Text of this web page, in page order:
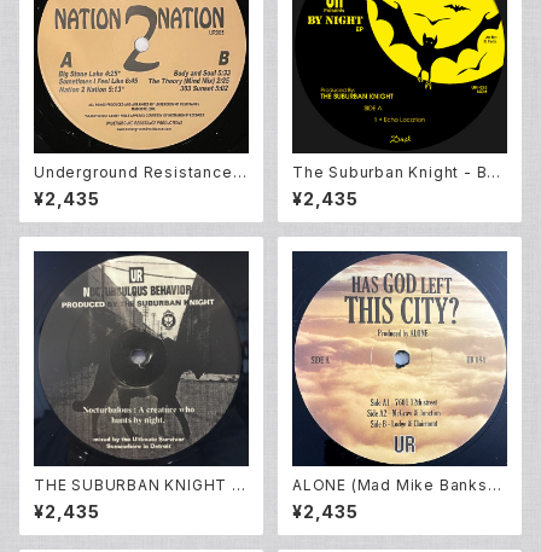
Underground Resistance –
Nation 2 Nation (12EP Reis
sue)
¥2,435
The Suburban Knight - By
Night EP (12inch New)
¥2,435
THE SUBURBAN KNIGHT -
Nocturbulous Behavior (12i
nch New)
¥2,435
ALONE (Mad Mike Banks) -
Has God Left This City? (1
2EP)
¥2,435